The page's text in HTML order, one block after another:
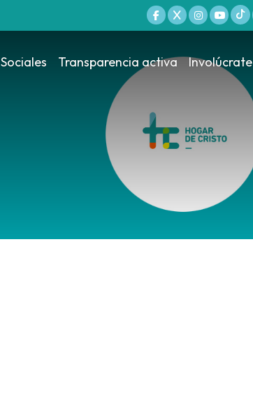
Sociales Transparencia activa Involúcrate